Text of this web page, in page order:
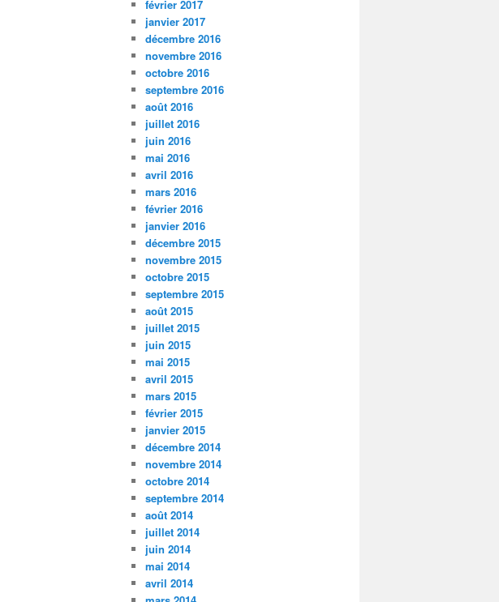
février 2017
janvier 2017
décembre 2016
novembre 2016
octobre 2016
septembre 2016
août 2016
juillet 2016
juin 2016
mai 2016
avril 2016
mars 2016
février 2016
janvier 2016
décembre 2015
novembre 2015
octobre 2015
septembre 2015
août 2015
juillet 2015
juin 2015
mai 2015
avril 2015
mars 2015
février 2015
janvier 2015
décembre 2014
novembre 2014
octobre 2014
septembre 2014
août 2014
juillet 2014
juin 2014
mai 2014
avril 2014